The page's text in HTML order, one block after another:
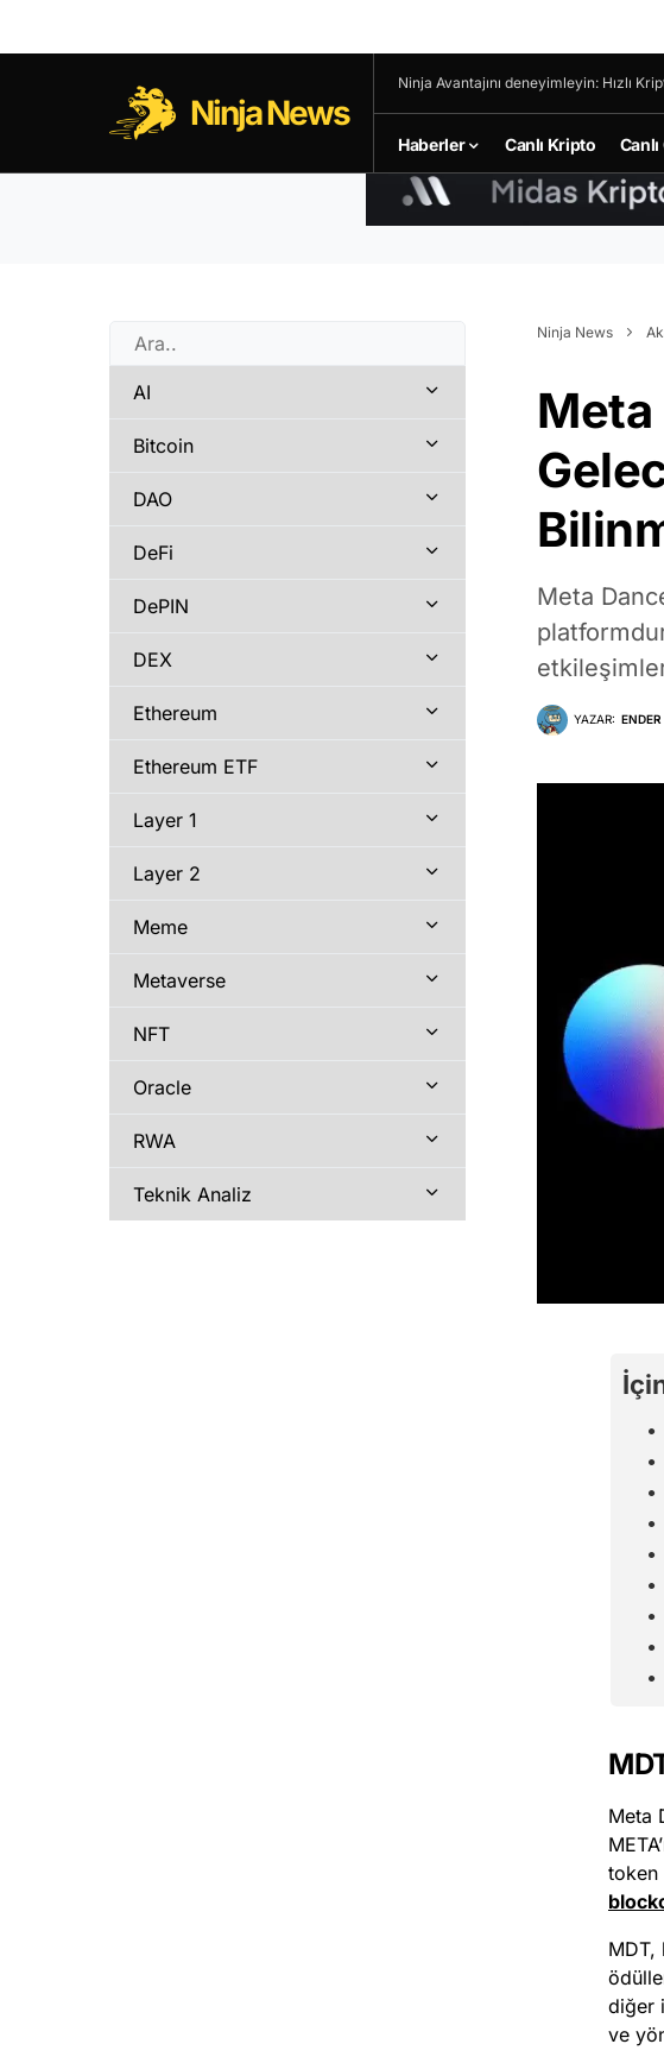
Ninja News
Ninja Avantajını deneyimleyin: Hızlı
Haberler Canlı Kripto
Ninja News
Meta
Meta
YAZAR:
Meta
token
MDT,
diğer
ve
AI
Bitcoin
DAO
DeFi
DePIN
DEX
Ethereum
Ethereum ETF
Layer 1
Layer 2
Meme
Metaverse
NFT
Oracle
RWA
Teknik Analiz